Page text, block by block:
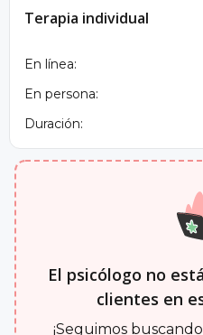
Terapia individual
En línea:
En persona:
Duración:
El psicólogo no
clientes en
¡Seguimos